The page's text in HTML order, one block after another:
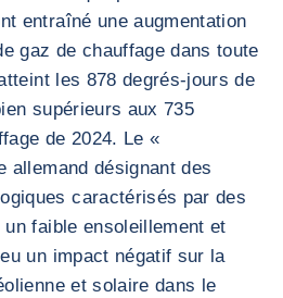
entraîné une augmentation
gaz de chauffage dans toute
les 878 degrés-jours de
supérieurs aux 735
de 2024. Le «
allemand désignant des
caractérisés par des
faible ensoleillement et
un impact négatif sur la
et solaire dans le